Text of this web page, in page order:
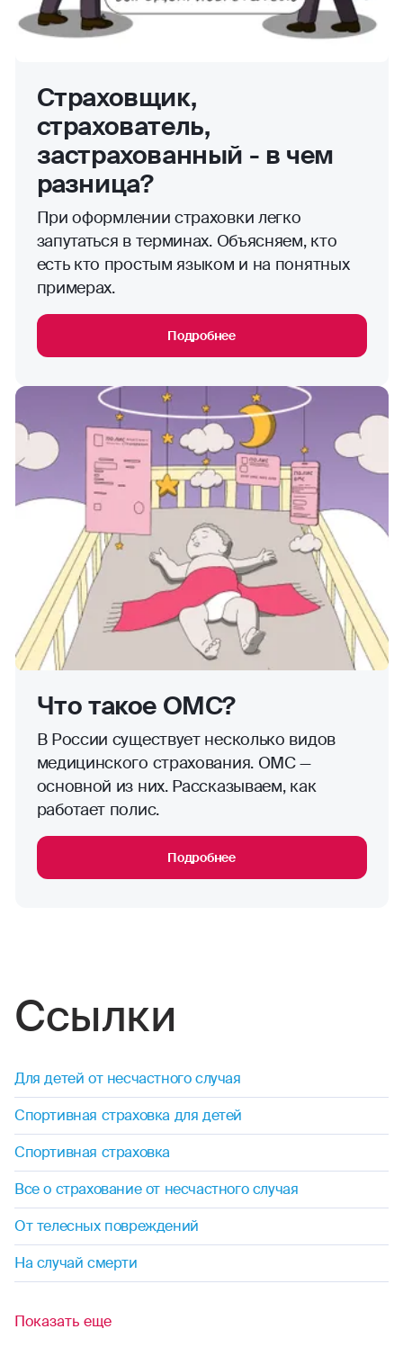
Страховщик,
страхователь,
застрахованный - в чем
разница?
При оформлении страховки легко
запутаться в терминах. Объясняем, кто
есть кто простым языком и на понятных
примерах.
Подробнее
Что такое ОМС?
В России существует несколько видов
медицинского страхования. ОМС —
основной из них. Рассказываем, как
работает полис.
Подробнее
Ссылки
Для детей от несчастного случая
Спортивная страховка для детей
Спортивная страховка
Все о страхование от несчастного случая
От телесных повреждений
На случай смерти
Показать еще